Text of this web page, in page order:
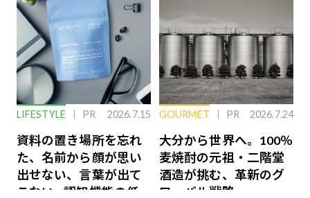
LIFESTYLE PR 2026.7.15
資料の置き場所を忘れ
た、名前から顔が思い
出せない、言葉が出て
こない…認知機能の低
GOURMET PR 2026.7.24
大分から世界へ。100％
麦焼酎の元祖・二階堂
酒造が挑む、革新のグ
ローバル戦略